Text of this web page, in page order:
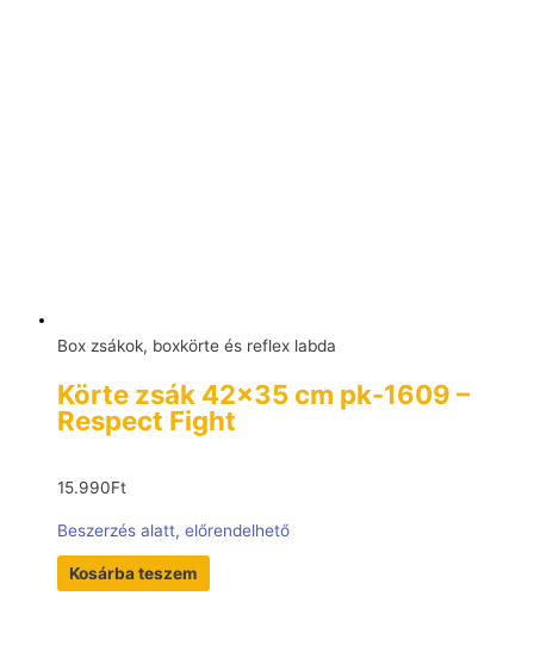
Box zsákok, boxkörte és reflex labda
Körte zsák 42×35 cm pk-1609 –
Respect Fight
15.990Ft
Beszerzés alatt, előrendelhető
Kosárba teszem